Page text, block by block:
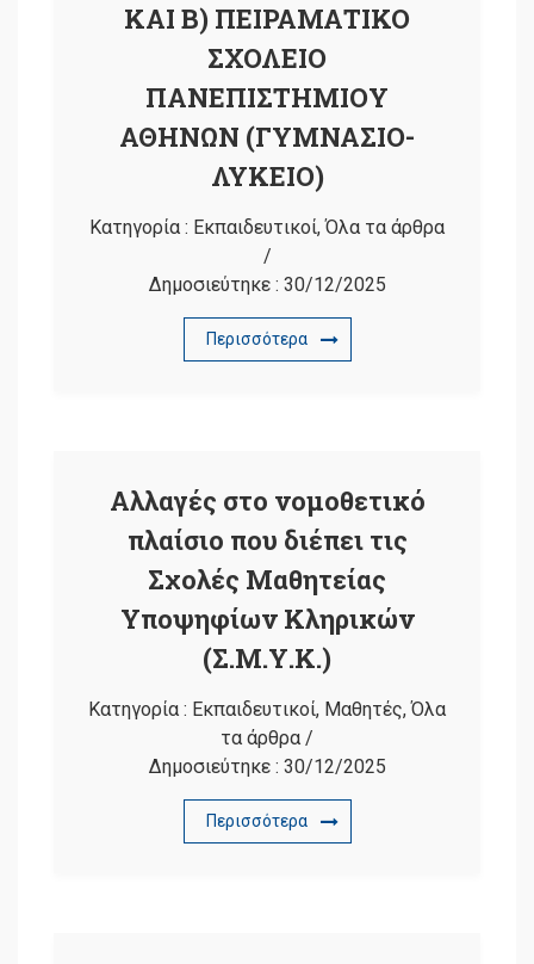
ΚΑΙ Β) ΠΕΙΡΑΜΑΤΙΚΟ
ΣΧΟΛΕΙΟ
ΠΑΝΕΠΙΣΤΗΜΙΟΥ
ΑΘΗΝΩΝ (ΓΥΜΝΑΣΙΟ-
ΛΥΚΕΙΟ)
Κατηγορία : Εκπαιδευτικοί,Όλα τα άρθρα
/
Δημοσιεύτηκε : 30/12/2025
Περισσότερα
Αλλαγές στο νομοθετικό
πλαίσιο που διέπει τις
Σχολές Μαθητείας
Υποψηφίων Κληρικών
(Σ.Μ.Υ.Κ.)
Κατηγορία : Εκπαιδευτικοί, Μαθητές,Όλα
τα άρθρα /
Δημοσιεύτηκε : 30/12/2025
Περισσότερα